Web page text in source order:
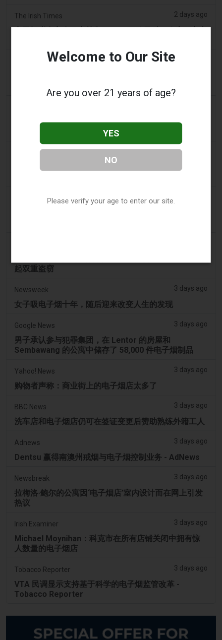
The Irish Times 2 days ago
电子烟税在九个月内筹集了2200万欧元后，政府正考虑
Tico Times 2 days ago
Ohio 评估执行非法电子烟销售的权力 – Tobacco
The National 3 days ago
阿联酋将于9月1日起对电子烟和vape液体实行最低税
起双重盗窃
Newsweek 3 days ago
女子吸电子烟十年，随后迎来改变人生的发现
Google News 3 days ago
男子承认参与犯罪集团，在 Lentor 的房屋和
Sembawang 的公寓中储存了 58,000 件电子烟制品
Yahoo! News 3 days ago
购物者声称：商业街上的电子烟店太多了
BBC News 3 days ago
洗车店和电子烟店仍可在签证变更后赞助熟练外籍工人
Adnews 3 days ago
Dentsu 赢得南澳州戒烟与电子烟控制业务 - AdNews
Newsbreak 3 days ago
拉梅洛·鲍尔的公寓因‘电子烟店’室内设计而在网上引发
热议
Irish Examiner 3 days ago
Michael Moynihan：科克市在所有店铺关闭中拥有惊
人数量的电子烟店
Tobacco Reporter 3 days ago
VTA 民调显示支持基于科学的电子烟监管改革 -
Tobacco Reporter
Welcome to Our Site
Are you over 21 years of age?
YES
NO
Please verify your age to enter our site.